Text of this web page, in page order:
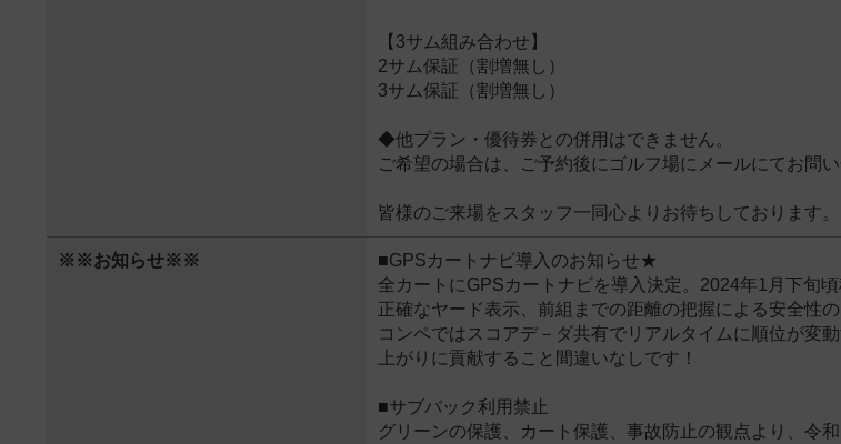
【3サム組み合わせ】
2サム保証（割増無し）
3サム保証（割増無し）
◆他プラン・優待券との併用はできません。
ご希望の場合は、ご予約後にゴルフ場にメールにてお問い
皆様のご来場をスタッフ一同心よりお待ちしております。
※※お知らせ※※
■GPSカートナビ導入のお知らせ★
全カートにGPSカートナビを導入決定。2024年1月下旬頃
正確なヤード表示、前組までの距離の把握による安全性の
コンペではスコアデ－ダ共有でリアルタイムに順位が変
上がりに貢献すること間違いなしです！
■サブバック利用禁止
グリーンの保護、カート保護、事故防止の観点より、令